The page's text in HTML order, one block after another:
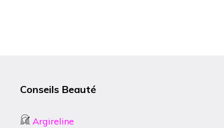
Conseils Beauté
Argireline